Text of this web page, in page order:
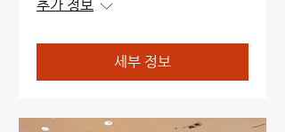
추가 정보
세부 정보